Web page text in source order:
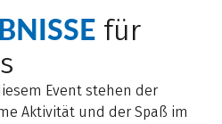
für
Event stehen der
Aktivität und der Spaß im